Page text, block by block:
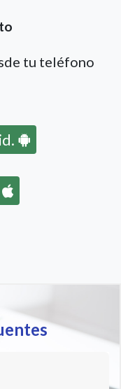
tu teléfono